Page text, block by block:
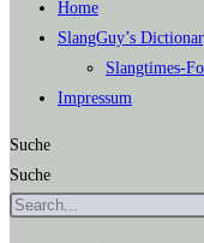
Home
SlangGuy’s
Slang­times-
Impres­sum
Suche
Suche